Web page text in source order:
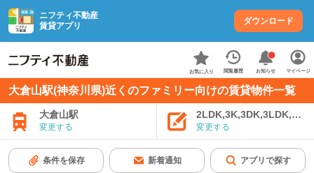
ニフティ不動産
賃貸アプリ
ダウンロード
お気に入り 閲覧履歴 お知らせ マイページ
大倉山駅(神奈川県)近くのファミリー向けの賃貸物件一覧
大倉山駅
変更する 変更する
条件を保存 新着通知 アプリで探す